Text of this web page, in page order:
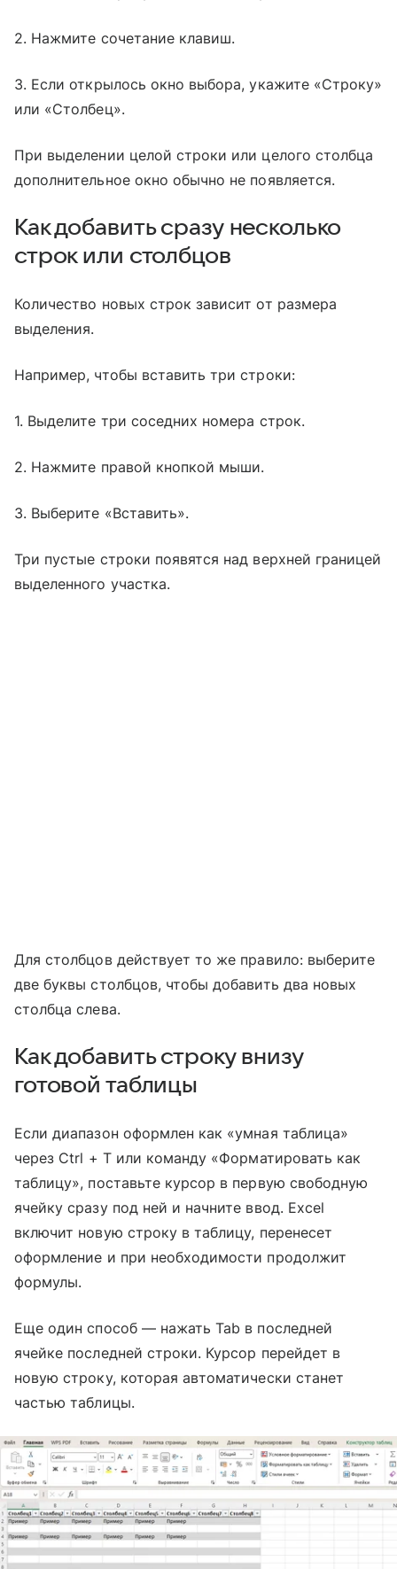
2. Нажмите сочетание клавиш.
3. Если открылось окно выбора, укажите «Строку»
или «Столбец».
При выделении целой строки или целого столбца
дополнительное окно обычно не появляется.
Как добавить сразу несколько
строк или столбцов
Количество новых строк зависит от размера
выделения.
Например, чтобы вставить три строки:
1. Выделите три соседних номера строк.
2. Нажмите правой кнопкой мыши.
3. Выберите «Вставить».
Три пустые строки появятся над верхней границей
выделенного участка.
Для столбцов действует то же правило: выберите
две буквы столбцов, чтобы добавить два новых
столбца слева.
Как добавить строку внизу
готовой таблицы
Если диапазон оформлен как «умная таблица»
через Ctrl + T или команду «Форматировать как
таблицу», поставьте курсор в первую свободную
ячейку сразу под ней и начните ввод. Excel
включит новую строку в таблицу, перенесет
оформление и при необходимости продолжит
формулы.
Еще один способ — нажать Tab в последней
ячейке последней строки. Курсор перейдет в
новую строку, которая автоматически станет
частью таблицы.